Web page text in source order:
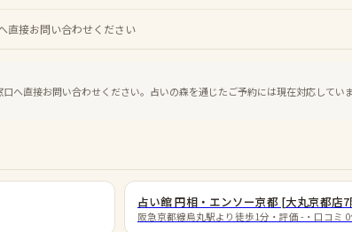
直接お問い合わせください
へ直接お問い合わせください。占いの森を通じたご予約には現在対応していま
占い館 円相・エンソー京都 [大丸京都店
阪急京都線烏丸駅より徒歩1分 ・評価 - ・口コミ 0